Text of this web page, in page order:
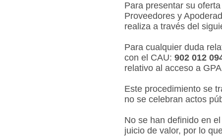
Para presentar su
Proveedores y
realiza a través del
Para cualquier duda
con el CAU: 902 012
relativo al acceso a
Este procedimiento se
no se celebran actos
No se han definido en
juicio de valor, por lo